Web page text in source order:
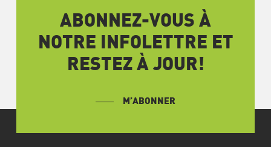
ABONNEZ-VOUS À
NOTRE INFOLETTRE ET
RESTEZ À JOUR!
M’ABONNER